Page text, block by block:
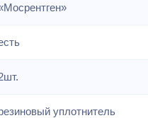
уплотнитель